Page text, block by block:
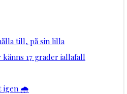
till, på sin lilla
17 grader iallafall
igen 🌧️